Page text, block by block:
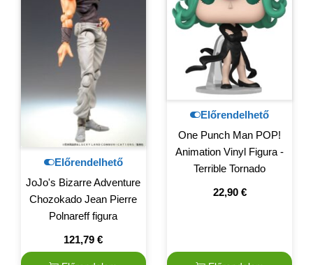
Előrendelhető
JoJo's Bizarre Adventure
Chozokado Jean Pierre
Polnareff figura
121,79€
Előrendelhető
One Punch Man POP!
Animation Vinyl Figura -
Terrible Tornado
22,90 €